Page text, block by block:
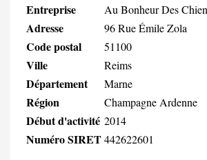
Entreprise Au Bonheur Des
Adresse 96 Rue Émile Zola
Code postal 51100
Ville Reims
Département Marne
Région Champagne Ardenne
Début d'activité 2014
Numéro SIRET442622601